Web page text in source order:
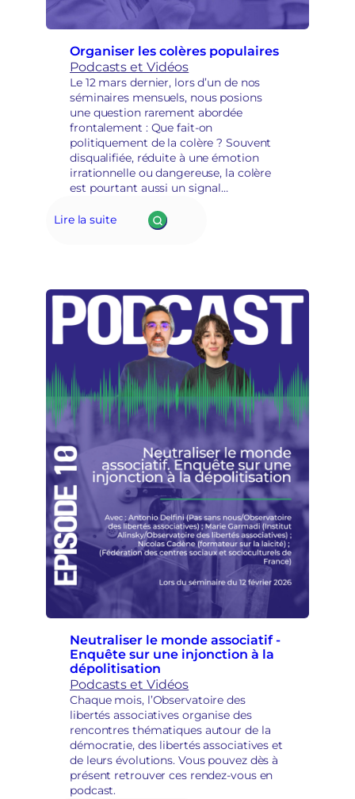
Organiser les colères populaires
Podcasts et Vidéos
Le 12 mars dernier, lors d’un de nos
séminaires mensuels, nous posions
une question rarement abordée
frontalement : Que fait-on
politiquement de la colère ? Souvent
disqualifiée, réduite à une émotion
irrationnelle ou dangereuse, la colère
est pourtant aussi un signal
d’injustice, parfois le point de départ de
mobilisations puissantes.👉 Peut-elle
Lire la suite
Neutraliser le monde associatif -
Enquête sur une injonction à la
dépolitisation
Podcasts et Vidéos
Chaque mois, l’Observatoire des
libertés associatives organise des
rencontres thématiques autour de la
démocratie, des libertés associatives et
de leurs évolutions. Vous pouvez dès à
présent retrouver ces rendez-vous en
podcast.